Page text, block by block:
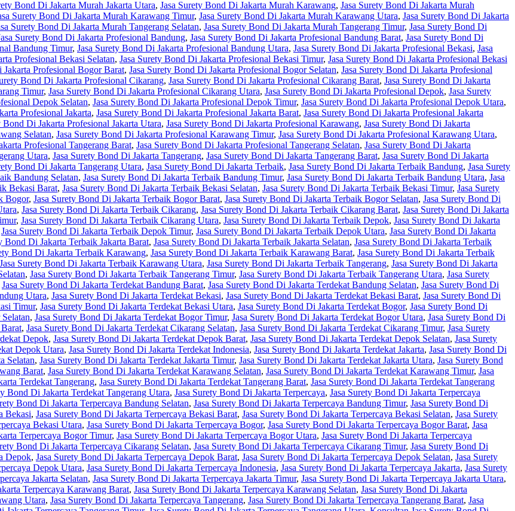
Bond Di Jakarta Murah Jakarta Utara, Jasa Surety Bond Di Jakarta Murah Karawang, Jasa Surety Bond Di Jakarta Murah
Surety Bond Di Jakarta Murah Karawang Timur, Jasa Surety Bond Di Jakarta Murah Karawang Utara, Jasa Surety Bond Di Jakarta
Surety Bond Di Jakarta Murah Tangerang Selatan, Jasa Surety Bond Di Jakarta Murah Tangerang Timur, Jasa Surety Bond Di
Surety Bond Di Jakarta Profesional Bandung, Jasa Surety Bond Di Jakarta Profesional Bandung Barat, Jasa Surety Bond Di
Bandung Timur, Jasa Surety Bond Di Jakarta Profesional Bandung Utara, Jasa Surety Bond Di Jakarta Profesional Bekasi, Jasa
Profesional Bekasi Selatan, Jasa Surety Bond Di Jakarta Profesional Bekasi Timur, Jasa Surety Bond Di Jakarta Profesional Bekasi
Jakarta Profesional Bogor Barat, Jasa Surety Bond Di Jakarta Profesional Bogor Selatan, Jasa Surety Bond Di Jakarta Profesional
Bond Di Jakarta Profesional Cikarang, Jasa Surety Bond Di Jakarta Profesional Cikarang Barat, Jasa Surety Bond Di Jakarta
Timur, Jasa Surety Bond Di Jakarta Profesional Cikarang Utara, Jasa Surety Bond Di Jakarta Profesional Depok, Jasa Surety
Depok Selatan, Jasa Surety Bond Di Jakarta Profesional Depok Timur, Jasa Surety Bond Di Jakarta Profesional Depok Utara,
Profesional Jakarta, Jasa Surety Bond Di Jakarta Profesional Jakarta Barat, Jasa Surety Bond Di Jakarta Profesional Jakarta
Bond Di Jakarta Profesional Jakarta Utara, Jasa Surety Bond Di Jakarta Profesional Karawang, Jasa Surety Bond Di Jakarta
Selatan, Jasa Surety Bond Di Jakarta Profesional Karawang Timur, Jasa Surety Bond Di Jakarta Profesional Karawang Utara,
Profesional Tangerang Barat, Jasa Surety Bond Di Jakarta Profesional Tangerang Selatan, Jasa Surety Bond Di Jakarta
Utara, Jasa Surety Bond Di Jakarta Tangerang, Jasa Surety Bond Di Jakarta Tangerang Barat, Jasa Surety Bond Di Jakarta
Bond Di Jakarta Tangerang Utara, Jasa Surety Bond Di Jakarta Terbaik, Jasa Surety Bond Di Jakarta Terbaik Bandung, Jasa Surety
Bandung Selatan, Jasa Surety Bond Di Jakarta Terbaik Bandung Timur, Jasa Surety Bond Di Jakarta Terbaik Bandung Utara, Jasa
Bekasi Barat, Jasa Surety Bond Di Jakarta Terbaik Bekasi Selatan, Jasa Surety Bond Di Jakarta Terbaik Bekasi Timur, Jasa Surety
Bogor, Jasa Surety Bond Di Jakarta Terbaik Bogor Barat, Jasa Surety Bond Di Jakarta Terbaik Bogor Selatan, Jasa Surety Bond Di
, Jasa Surety Bond Di Jakarta Terbaik Cikarang, Jasa Surety Bond Di Jakarta Terbaik Cikarang Barat, Jasa Surety Bond Di Jakarta
, Jasa Surety Bond Di Jakarta Terbaik Cikarang Utara, Jasa Surety Bond Di Jakarta Terbaik Depok, Jasa Surety Bond Di Jakarta
Jasa Surety Bond Di Jakarta Terbaik Depok Timur, Jasa Surety Bond Di Jakarta Terbaik Depok Utara, Jasa Surety Bond Di Jakarta
Bond Di Jakarta Terbaik Jakarta Barat, Jasa Surety Bond Di Jakarta Terbaik Jakarta Selatan, Jasa Surety Bond Di Jakarta Terbaik
Bond Di Jakarta Terbaik Karawang, Jasa Surety Bond Di Jakarta Terbaik Karawang Barat, Jasa Surety Bond Di Jakarta Terbaik
Jasa Surety Bond Di Jakarta Terbaik Karawang Utara, Jasa Surety Bond Di Jakarta Terbaik Tangerang, Jasa Surety Bond Di Jakarta
, Jasa Surety Bond Di Jakarta Terbaik Tangerang Timur, Jasa Surety Bond Di Jakarta Terbaik Tangerang Utara, Jasa Surety
Jasa Surety Bond Di Jakarta Terdekat Bandung Barat, Jasa Surety Bond Di Jakarta Terdekat Bandung Selatan, Jasa Surety Bond Di
Utara, Jasa Surety Bond Di Jakarta Terdekat Bekasi, Jasa Surety Bond Di Jakarta Terdekat Bekasi Barat, Jasa Surety Bond Di
Timur, Jasa Surety Bond Di Jakarta Terdekat Bekasi Utara, Jasa Surety Bond Di Jakarta Terdekat Bogor, Jasa Surety Bond Di
, Jasa Surety Bond Di Jakarta Terdekat Bogor Timur, Jasa Surety Bond Di Jakarta Terdekat Bogor Utara, Jasa Surety Bond Di
, Jasa Surety Bond Di Jakarta Terdekat Cikarang Selatan, Jasa Surety Bond Di Jakarta Terdekat Cikarang Timur, Jasa Surety
Depok, Jasa Surety Bond Di Jakarta Terdekat Depok Barat, Jasa Surety Bond Di Jakarta Terdekat Depok Selatan, Jasa Surety
Depok Utara, Jasa Surety Bond Di Jakarta Terdekat Indonesia, Jasa Surety Bond Di Jakarta Terdekat Jakarta, Jasa Surety Bond Di
Selatan, Jasa Surety Bond Di Jakarta Terdekat Jakarta Timur, Jasa Surety Bond Di Jakarta Terdekat Jakarta Utara, Jasa Surety Bond
Barat, Jasa Surety Bond Di Jakarta Terdekat Karawang Selatan, Jasa Surety Bond Di Jakarta Terdekat Karawang Timur, Jasa
Terdekat Tangerang, Jasa Surety Bond Di Jakarta Terdekat Tangerang Barat, Jasa Surety Bond Di Jakarta Terdekat Tangerang
Bond Di Jakarta Terdekat Tangerang Utara, Jasa Surety Bond Di Jakarta Terpercaya, Jasa Surety Bond Di Jakarta Terpercaya
Bond Di Jakarta Terpercaya Bandung Selatan, Jasa Surety Bond Di Jakarta Terpercaya Bandung Timur, Jasa Surety Bond Di
Bekasi, Jasa Surety Bond Di Jakarta Terpercaya Bekasi Barat, Jasa Surety Bond Di Jakarta Terpercaya Bekasi Selatan, Jasa Surety
Bekasi Utara, Jasa Surety Bond Di Jakarta Terpercaya Bogor, Jasa Surety Bond Di Jakarta Terpercaya Bogor Barat, Jasa
Terpercaya Bogor Timur, Jasa Surety Bond Di Jakarta Terpercaya Bogor Utara, Jasa Surety Bond Di Jakarta Terpercaya
Bond Di Jakarta Terpercaya Cikarang Selatan, Jasa Surety Bond Di Jakarta Terpercaya Cikarang Timur, Jasa Surety Bond Di
Depok, Jasa Surety Bond Di Jakarta Terpercaya Depok Barat, Jasa Surety Bond Di Jakarta Terpercaya Depok Selatan, Jasa Surety
Depok Utara, Jasa Surety Bond Di Jakarta Terpercaya Indonesia, Jasa Surety Bond Di Jakarta Terpercaya Jakarta, Jasa Surety
Jakarta Selatan, Jasa Surety Bond Di Jakarta Terpercaya Jakarta Timur, Jasa Surety Bond Di Jakarta Terpercaya Jakarta Utara,
Terpercaya Karawang Barat, Jasa Surety Bond Di Jakarta Terpercaya Karawang Selatan, Jasa Surety Bond Di Jakarta
Utara, Jasa Surety Bond Di Jakarta Terpercaya Tangerang, Jasa Surety Bond Di Jakarta Terpercaya Tangerang Barat, Jasa